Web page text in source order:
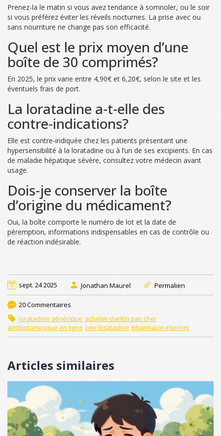
Prenez‑la le matin si vous avez tendance à somnoler, ou le soir
si vous préférez éviter les réveils nocturnes. La prise avec ou
sans nourriture ne change pas son efficacité.
Quel est le prix moyen d’une
boîte de 30 comprimés?
En 2025, le prix varie entre 4,90€ et 6,20€, selon le site et les
éventuels frais de port.
La loratadine a‑t‑elle des
contre‑indications?
Elle est contre‑indiquée chez les patients présentant une
hypersensibilité à la loratadine ou à l’un de ses excipients. En cas
de maladie hépatique sévère, consultez votre médecin avant
usage.
Dois‑je conserver la boîte
d’origine du médicament?
Oui, la boîte comporte le numéro de lot et la date de
péremption, informations indispensables en cas de contrôle ou
de réaction indésirable.
sept. 24 2025 Jonathan Maurel Permalien
20 Commentaires
loratadine générique acheter claritin pas cher
antihistaminique en ligne prix loratadine pharmacie internet
Articles similaires